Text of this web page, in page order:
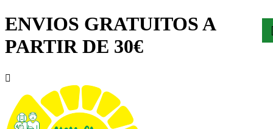
ENVIOS GRATUITOS A
PARTIR DE 30€
